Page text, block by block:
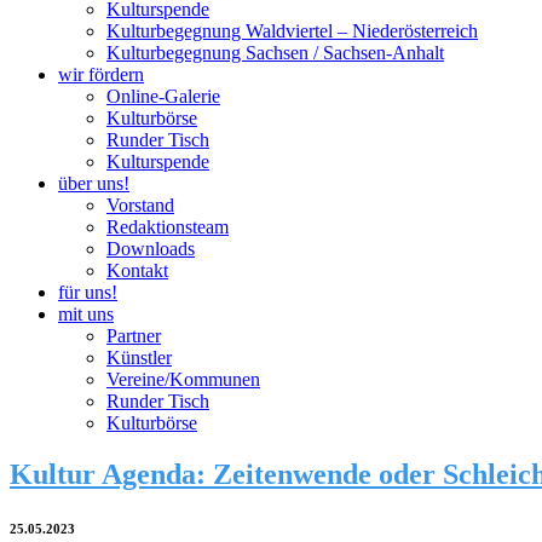
Kulturspende
Kulturbegegnung Waldviertel – Niederösterreich
Kulturbegegnung Sachsen / Sachsen-Anhalt
wir fördern
Online-Galerie
Kulturbörse
Runder Tisch
Kulturspende
über uns!
Vorstand
Redaktionsteam
Downloads
Kontakt
für uns!
mit uns
Partner
Künstler
Vereine/Kommunen
Runder Tisch
Kulturbörse
Kultur Agenda: Zeitenwende oder
25.05.2023